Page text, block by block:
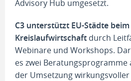
Advisory Hub umgesetzt.
C3 unterstützt EU-Städte
Kreislaufwirtschaft durch
Webinare und Workshops.
es zwei Beratungsprogramme
der Umsetzung wirkungsvoller